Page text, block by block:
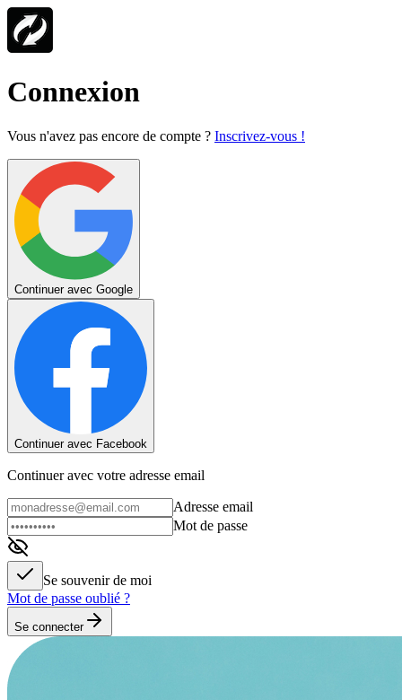
Connexion
Vous n'avez pas encore de compte ? Inscrivez-vous !
Continuer avec Google
Continuer avec Facebook
Continuer avec votre adresse email
Adresse email
Mot de passe
Se souvenir de moi
Mot de passe oublié ?
Se connecter